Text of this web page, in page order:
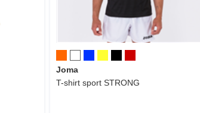
Joma
T-shirt sport STRONG